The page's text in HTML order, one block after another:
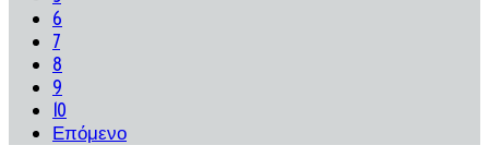
6
7
8
9
10
Επόμενο